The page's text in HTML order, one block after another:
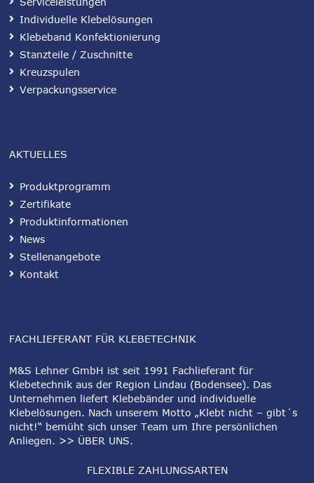
Individuelle Klebelösungen
Klebeband Konfektionierung
Stanzteile / Zuschnitte
Kreuzspulen
Verpackungsservice
FACHLIEFERANT FÜR KLEBETECHNIK
M&S Lehner GmbH ist seit 1991 Fachlieferant für
Klebetechnik aus der Region Lindau (Bodensee). Das
Unternehmen liefert Klebebänder und individuelle
Klebelösungen. Nach unserem Motto „Klebt nicht – gibt´s
nicht!“ bemüht sich unser Team um Ihre persönlichen
Anliegen. >> ÜBER UNS.
FLEXIBLE ZAHLUNGSARTEN
AKTUELLES
Produktprogramm
Zertifikate
Produktinformationen
News
Stellenangebote
Kontakt